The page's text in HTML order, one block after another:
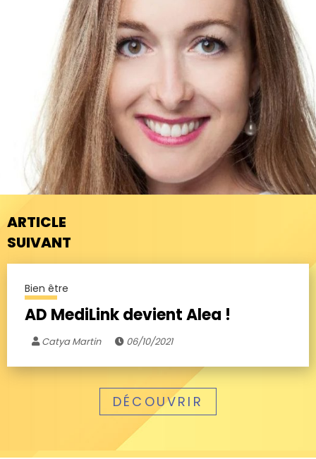
ARTICLE
SUIVANT
Bien être
AD MediLink devient Alea !
Catya Martin 06/10/2021
DÉCOUVRIR